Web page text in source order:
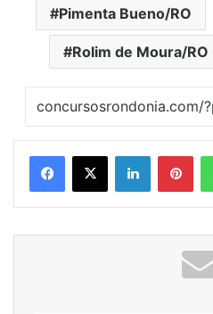
Pimenta Bueno/RO
Rolim de Moura/RO
Linkedin